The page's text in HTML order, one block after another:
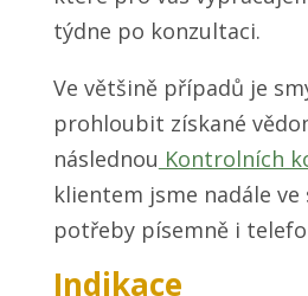
týdne po konzultaci.
Ve většině případů je
prohloubit získané
následnou Kontrolních
klientem jsme nadále
potřeby písemně i
Indikace